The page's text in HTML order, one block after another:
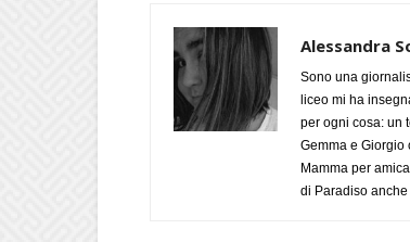
Alessandra
Sono una
liceo mi ha
per ogni cosa: un
Gemma e Giorgio
Mamma per
di Paradiso